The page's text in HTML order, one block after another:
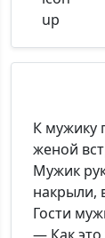
К мужику
женой
Мужик
накрыли,
Гости